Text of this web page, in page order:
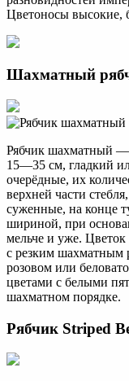
Цветоносы высокие,
Шахматный
Рябчик шахматный —
15—35 см, гладкий
очерёдные, их
верхней части
суженные, на конце
шириной, при
мельче и уже.
с резким шахматным
розовом или
цветами с белыми
шахматном порядке.
Рябчик Striped